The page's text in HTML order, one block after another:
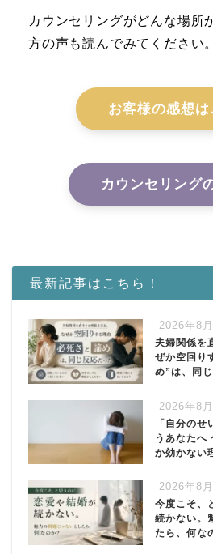
カウンセリングがどんな場所
方の声も読んでみてください。
お客様の感想は
カウンセリング
最新記事はこちら！
2026年8
夫婦関係を
ぜか空回り
め”は、同
2026年8
「自分の
うあなたへ
か効かない
2026年8
今度こそ、
続かない。
たら、何な